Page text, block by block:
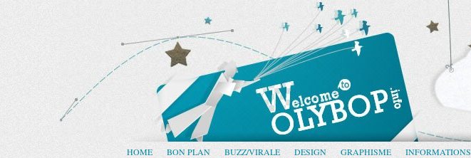
HOME BON PLAN BUZZ/VIRALE DESIGN GRAPHISME INFORMATIONS